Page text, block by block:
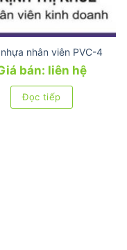
nhân viên PVC-4
bán: liên hệ
Đọc tiếp